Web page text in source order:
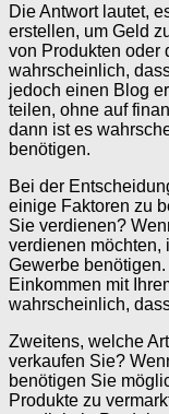
Die Antwort lautet,
erstellen, um Geld
von Produkten oder
wahrscheinlich,
jedoch einen Blog
teilen, ohne auf
dann ist es
benötigen.
Bei der
einige Faktoren zu
Sie verdienen?
verdienen möchten,
Gewerbe
Einkommen mit
wahrscheinlich,
Zweitens, welche
verkaufen Sie?
benötigen Sie
Produkte zu